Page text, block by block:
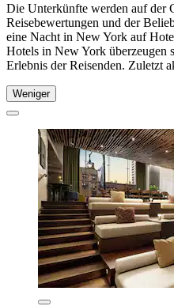
Die Unterkünfte werden auf der
Reisebewertungen und der
eine Nacht in New York auf
Hotels in New York überzeugen
Erlebnis der Reisenden. Zuletzt
Weniger